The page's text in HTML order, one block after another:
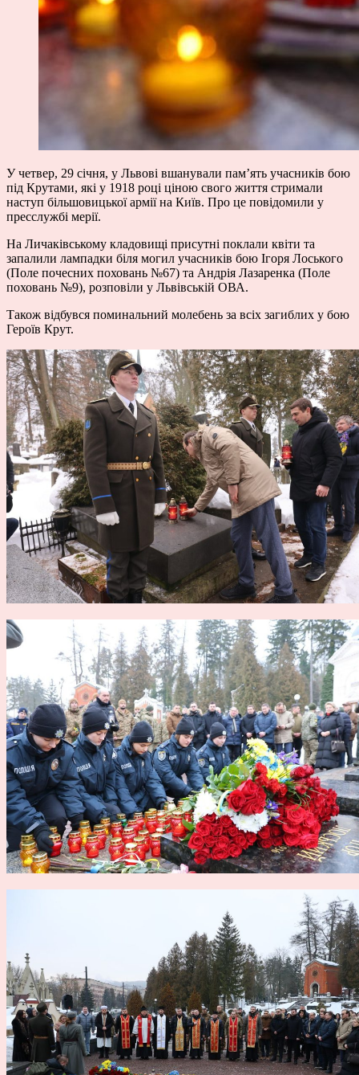
У четвер, 29 січня, у Львові вшанували пам’ять учасників бою
під Крутами, які у 1918 році ціною свого життя стримали
наступ більшовицької армії на Київ. Про це повідомили у
пресслужбі мерії.
На Личаківському кладовищі присутні поклали квіти та
запалили лампадки біля могил учасників бою Ігоря Лоського
(Поле почесних поховань №67) та Андрія Лазаренка (Поле
поховань №9), розповіли у Львівській ОВА.
Також відбувся поминальний молебень за всіх загиблих у бою
Героїв Крут.